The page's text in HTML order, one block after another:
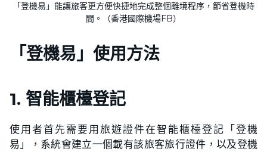
「登機易」能讓旅客更方便快捷地完成整個離境程序，節省登機時
間。（​​香港國際機場FB）
「登機易」使用方法
1. 智能櫃檯登記
使用者首先需要用旅遊證件在智能櫃檯登記「登機
易」，系統會建立一個載有該旅客旅行證件，以及登機